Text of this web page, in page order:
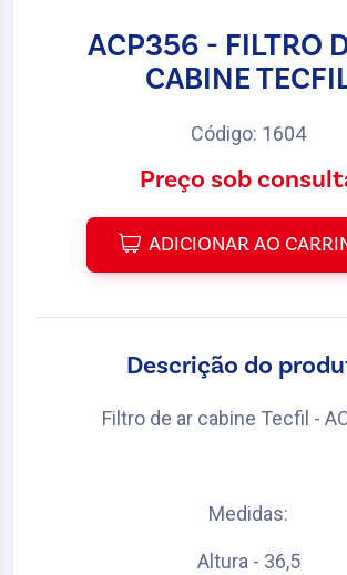
ACP356 - FILTRO
CABINE
Código: 1604
Preço sob
ADICIONAR AO
Descrição do
Filtro de ar cabine Tecfil -
Medidas:
Altura - 36,5